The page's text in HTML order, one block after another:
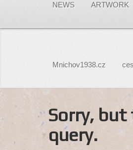
NEWS ARTWORK
Mnichov1938.cz
Sorry,
query.